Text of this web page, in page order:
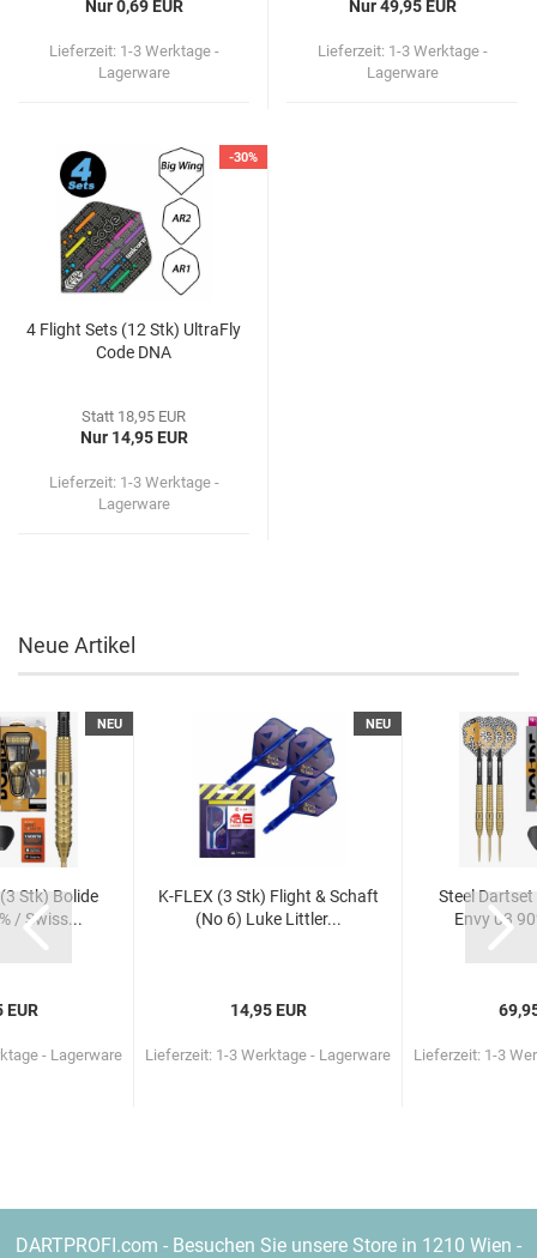
Nur 0,69 EUR
Lieferzeit: 1-3 Werktage -
Lagerware
Nur 49,95 EUR
Lieferzeit: 1-3 Werktage -
Lagerware
-30%
4 Flight Sets (12 Stk) Ul­traF­ly
Code DNA
Statt 18,95 EUR
Nur 14,95 EUR
Lieferzeit: 1-3 Werktage -
Lagerware
Neue Artikel
NEU
Stk) Bo­li­de
/ Swiss...
EUR
- Lagerware
NEU
K-​FLEX (3 Stk) Flight & Schaft
(No 6) Luke Litt­ler...
14,95 EUR
Lieferzeit: 1-3 Werktage - Lagerware
Steel
Envy 03
Lieferzeit: 1-3
DARTPROFI.com - Besuchen Sie unsere Store in 1210 Wien -